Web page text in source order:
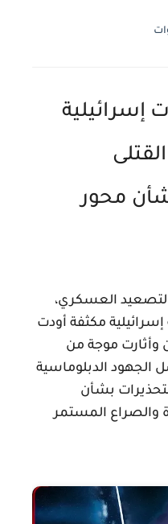
إسرائيلية
محور
العسكري،
مكثفة أودت
وأثارت موجة من
الجهود الدبلوماسية
بشأن
والصراع المستمر